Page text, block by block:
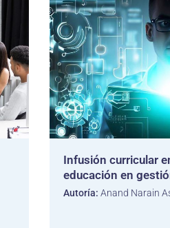
Infusión curricular
educación en
Autoría: Anand Narain